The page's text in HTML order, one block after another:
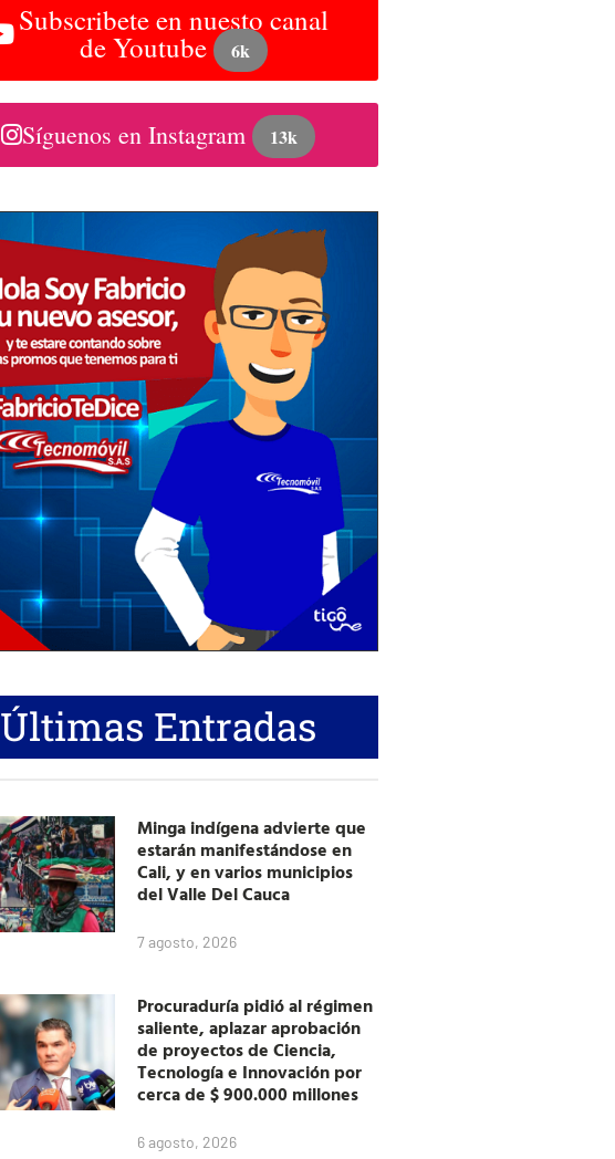
Subscribete en nuesto canal
de Youtube 6k
Síguenos en Instagram 13k
Últimas Entradas
Minga indígena advierte que
estarán manifestándose en
Cali, y en varios municipios
del Valle Del Cauca
7 agosto, 2026
Procuraduría pidió al régimen
saliente, aplazar aprobación
de proyectos de Ciencia,
Tecnología e Innovación por
cerca de $ 900.000 millones
6 agosto, 2026